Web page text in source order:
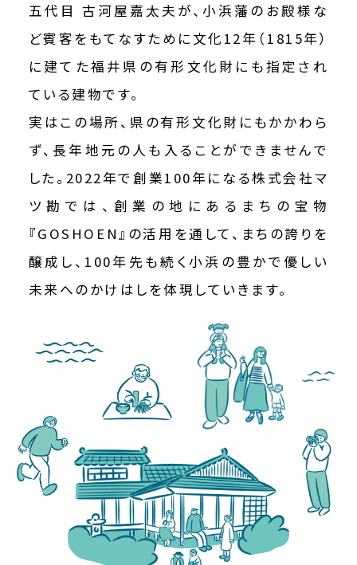
五代目 古河屋嘉太夫が、小浜藩のお殿様な
ど賓客をもてなすために文化12年（1815年）
に建てた福井県の有形文化財にも指定され
ている建物です。
実はこの場所、県の有形文化財にもかかわら
ず、長年地元の人も入ることができませんで
した。2022年で創業100年になる株式会社マ
ツ勘では、創業の地にあるまちの宝物
『GOSHOEN』の活用を通して、まちの誇りを
醸成し、100年先も続く小浜の豊かで優しい
未来へのかけはしを体現していきます。